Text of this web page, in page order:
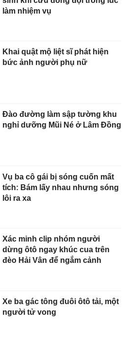
làm nhiệm vụ
Khai quật mộ liệt sĩ phát hiện
bức ảnh người phụ nữ
Đào đường làm sập tường khu
nghỉ dưỡng Mũi Né ở Lâm Đồng
Vụ ba cô gái bị sóng cuốn mất
tích: Bám lấy nhau nhưng sóng
lôi ra xa
Xác minh clip nhóm người
dừng ôtô ngay khúc cua trên
đèo Hải Vân để ngắm cảnh
Xe ba gác tông đuôi ôtô tải, một
người tử vong